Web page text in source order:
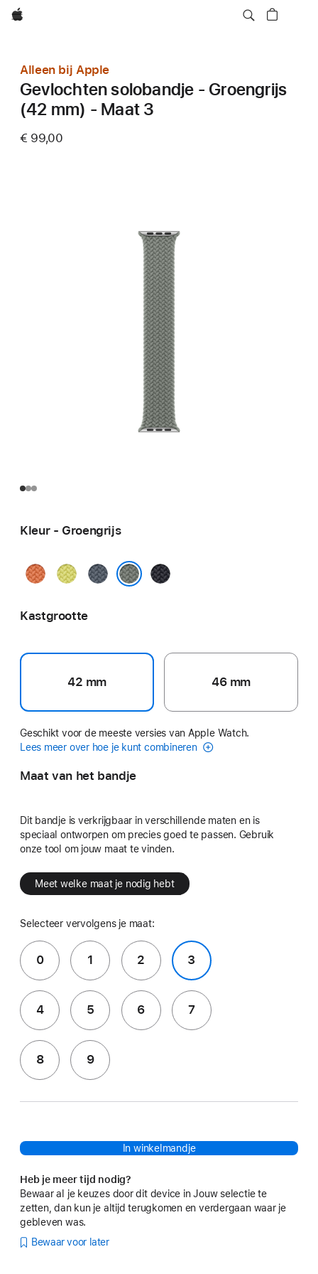
Apple
Alleen bij Apple
Gevlochten solobandje - Groengrijs
(42 mm) - Maat 3
€ 99,00
Kleur - Groengrijs
KurkumaNeongeelAnkerblauwMiddernacht
Kastgrootte
42 mm 46 mm
Geschikt voor de meeste versies van Apple Watch.
Lees meer over hoe je kunt combineren
Maat van het bandje
Dit bandje is verkrijgbaar in verschillende maten en is
speciaal ontworpen om precies goed te passen. Gebruik
onze tool om jouw maat te vinden.
Meet welke maat je nodig hebt
Selecteer vervolgens je maat:
0 1 2 3
4 5 6 7
8 9
In winkelmandje
Heb je meer tijd nodig?
Bewaar al je keuzes door dit device in Jouw selectie te
zetten, dan kun je altijd terugkomen en verdergaan waar je
gebleven was.
Bewaar voor later